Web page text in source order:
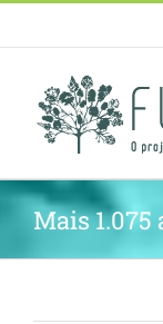
Mais 1.075